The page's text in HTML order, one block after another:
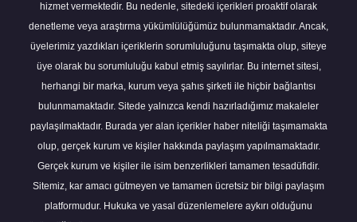
hizmet vermektedir. Bu nedenle, sitedeki içerikleri proaktif olarak
denetleme veya araştırma yükümlülüğümüz bulunmamaktadır. Ancak,
üyelerimiz yazdıkları içeriklerin sorumluluğunu taşımakta olup, siteye
üye olarak bu sorumluluğu kabul etmiş sayılırlar. Bu internet sitesi,
herhangi bir marka, kurum veya şahıs şirketi ile hiçbir bağlantısı
bulunmamaktadır. Sitede yalnızca kendi hazırladığımız makaleler
paylaşılmaktadır. Burada yer alan içerikler haber niteliği taşımamakta
olup, gerçek kurum ve kişiler hakkında paylaşım yapılmamaktadır.
Gerçek kurum ve kişiler ile isim benzerlikleri tamamen tesadüfidir.
Sitemiz, kar amacı gütmeyen ve tamamen ücretsiz bir bilgi paylaşım
platformudur. Hukuka ve yasal düzenlemelere aykırı olduğunu